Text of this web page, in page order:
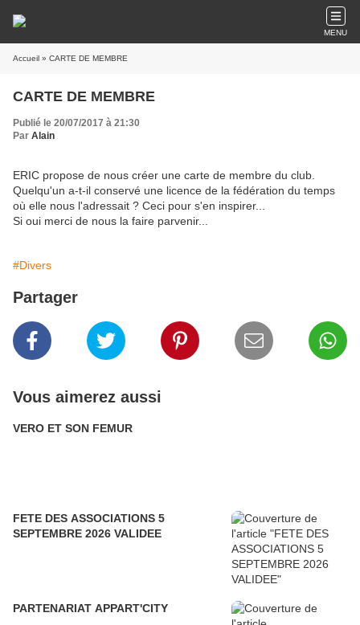
MENU
Accueil » CARTE DE MEMBRE
CARTE DE MEMBRE
Publié le 20/07/2017 à 21:30
Par Alain
ERIC propose de nous créer une carte de membre du club.
Quelqu'un a-t-il conservé une licence de la fédération du temps
où elle nous l'adressait ? Ceci pour s'en inspirer...
Si oui merci de nous la faire parvenir...
#Divers
Partager
Vous aimerez aussi
VERO ET SON FEMUR
FETE DES ASSOCIATIONS 5
SEPTEMBRE 2026 VALIDEE
PARTENARIAT APPART'CITY